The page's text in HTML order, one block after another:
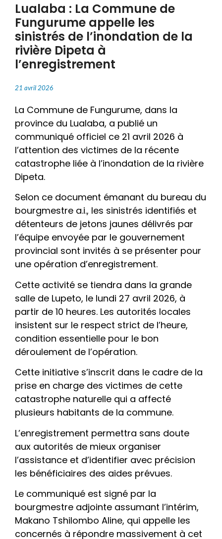
Lualaba : La Commune de
Fungurume appelle les
sinistrés de l’inondation de la
rivière Dipeta à
l’enregistrement
21 avril 2026
La Commune de Fungurume, dans la
province du Lualaba, a publié un
communiqué officiel ce 21 avril 2026 à
l’attention des victimes de la récente
catastrophe liée à l’inondation de la rivière
Dipeta.
Selon ce document émanant du bureau du
bourgmestre a.i., les sinistrés identifiés et
détenteurs de jetons jaunes délivrés par
l’équipe envoyée par le gouvernement
provincial sont invités à se présenter pour
une opération d’enregistrement.
Cette activité se tiendra dans la grande
salle de Lupeto, le lundi 27 avril 2026, à
partir de 10 heures. Les autorités locales
insistent sur le respect strict de l’heure,
condition essentielle pour le bon
déroulement de l’opération.
Cette initiative s’inscrit dans le cadre de la
prise en charge des victimes de cette
catastrophe naturelle qui a affecté
plusieurs habitants de la commune.
L’enregistrement permettra sans doute
aux autorités de mieux organiser
l’assistance et d’identifier avec précision
les bénéficiaires des aides prévues.
Le communiqué est signé par la
bourgmestre adjointe assumant l’intérim,
Makano Tshilombo Aline, qui appelle les
concernés à répondre massivement à cet